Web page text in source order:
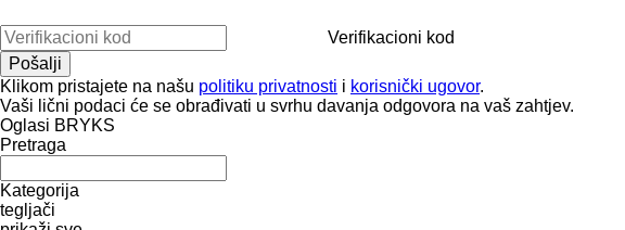
Verifikacioni kod
Klikom pristajete na našu politiku privatnosti i korisnički ugovor.
Vaši lični podaci će se obrađivati ​​u svrhu davanja odgovora na vaš zahtjev.
Oglasi BRYKS
Pretraga
Kategorija
tegljači